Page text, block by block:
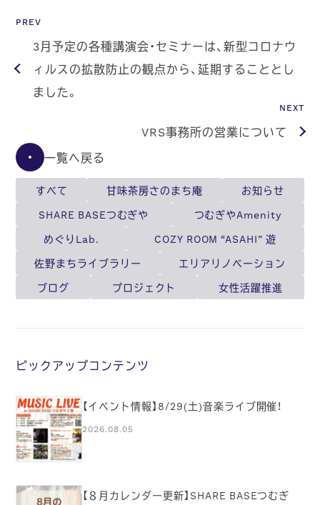
PREV
3月予定の各種講演会・セミナーは、新型コロナウ
ィルスの拡散防止の観点から、延期することとし
ました。
NEXT
VRS事務所の営業について
一覧へ戻る
すべて 甘味茶房さのまち庵
お知らせ
SHARE BASEつむぎや
つむぎやAmenity
めぐりLab.
COZY ROOM “ASAHI” 遊
佐野まちライブラリー
エリアリノベーション
ブログ
プロジェクト 女性活躍推進
ピックアップコンテンツ
【イベント情報】8/29(土)音楽ライブ開催！
2026.08.05
【８月カレンダー更新】SHARE BASEつむぎ